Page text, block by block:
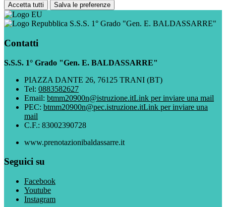
Accetta tutti Salva le preferenze
S.S.S. 1° Grado "Gen. E. BALDASSARRE"
Contatti
S.S.S. 1° Grado "Gen. E. BALDASSARRE"
PIAZZA DANTE 26, 76125 TRANI (BT)
Tel: 0883582627
Email: btmm20900n@istruzione.itLink per inviare una mail
PEC: btmm20900n@pec.istruzione.itLink per inviare una
mail
C.F.: 83002390728
www.prenotazionibaldassarre.it
Seguici su
Facebook
Youtube
Instagram